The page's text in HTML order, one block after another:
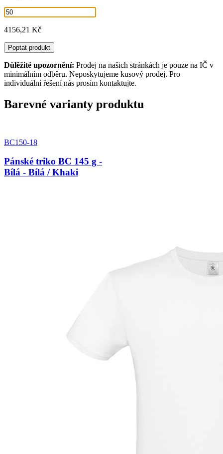
4156,21 Kč
Poptat produkt
Důlěžité upozornění: Prodej na našich stránkách je pouze na IČ v
minimálním odběru. Neposkytujeme kusový prodej. Pro
individuální řešení nás prosím kontaktujte.
Barevné varianty produktu
BC150-18
Pánské triko BC 145 g -
Bílá - Bílá / Khaki